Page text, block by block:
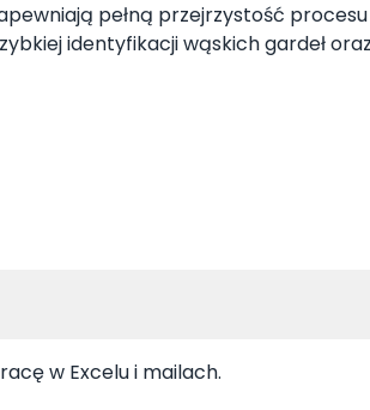
pełną przejrzystość
identyfikacji wąskich gardeł
w Excelu i mailach.